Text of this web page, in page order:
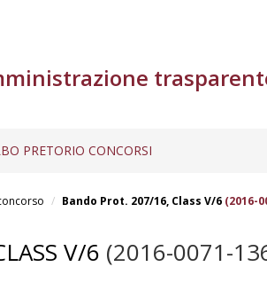
PRETORIO CONCORSI
Bando Prot. 207/16, Class V/6 (2016-
V/6 (2016-0071-